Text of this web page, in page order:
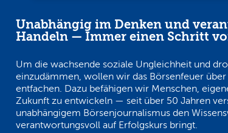
Unabhängig im Denken und
Handeln — Immer einen Schritt
Um die wachsende soziale Ungleichheit und
einzudämmen, wollen wir das Börsenfeuer
entfachen. Dazu befähigen wir Menschen,
Zukunft zu entwickeln — seit über 50 Jahren
unabhängigem Börsenjournalismus den
verantwortungsvoll auf Erfolgskurs bringt.